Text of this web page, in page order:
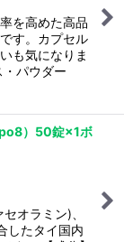
を高めた高品
す。カプセル
も気になりま
パウダー
）50錠×1ボ
オラミン)、
したタイ国内